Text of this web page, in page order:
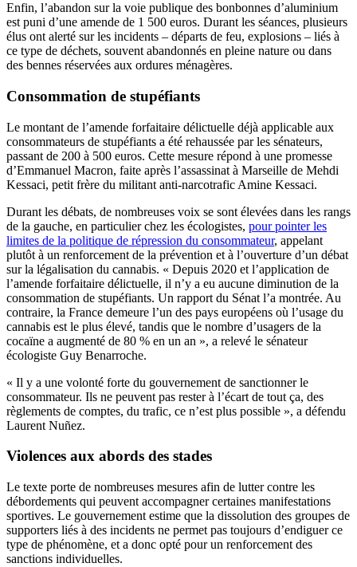
Enfin, l’abandon sur la voie publique des bonbonnes d’aluminium
est puni d’une amende de 1 500 euros. Durant les séances, plusieurs
élus ont alerté sur les incidents – départs de feu, explosions – liés à
ce type de déchets, souvent abandonnés en pleine nature ou dans
des bennes réservées aux ordures ménagères.
Consommation de stupéfiants
Le montant de l’amende forfaitaire délictuelle déjà applicable aux
consommateurs de stupéfiants a été rehaussée par les sénateurs,
passant de 200 à 500 euros. Cette mesure répond à une promesse
d’Emmanuel Macron, faite après l’assassinat à Marseille de Mehdi
Kessaci, petit frère du militant anti-narcotrafic Amine Kessaci.
Durant les débats, de nombreuses voix se sont élevées dans les rangs
de la gauche, en particulier chez les écologistes, pour pointer les
limites de la politique de répression du consommateur, appelant
plutôt à un renforcement de la prévention et à l’ouverture d’un débat
sur la légalisation du cannabis. « Depuis 2020 et l’application de
l’amende forfaitaire délictuelle, il n’y a eu aucune diminution de la
consommation de stupéfiants. Un rapport du Sénat l’a montrée. Au
contraire, la France demeure l’un des pays européens où l’usage du
cannabis est le plus élevé, tandis que le nombre d’usagers de la
cocaïne a augmenté de 80 % en un an », a relevé le sénateur
écologiste Guy Benarroche.
« Il y a une volonté forte du gouvernement de sanctionner le
consommateur. Ils ne peuvent pas rester à l’écart de tout ça, des
règlements de comptes, du trafic, ce n’est plus possible », a défendu
Laurent Nuñez.
Violences aux abords des stades
Le texte porte de nombreuses mesures afin de lutter contre les
débordements qui peuvent accompagner certaines manifestations
sportives. Le gouvernement estime que la dissolution des groupes de
supporters liés à des incidents ne permet pas toujours d’endiguer ce
type de phénomène, et a donc opté pour un renforcement des
sanctions individuelles.